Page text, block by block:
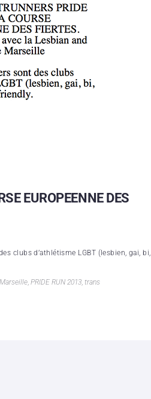
EUROPEENNE DES
clubs d’athlétisme LGBT (lesbien, gai, bi,
Marseille, PRIDE RUN 2013, trans